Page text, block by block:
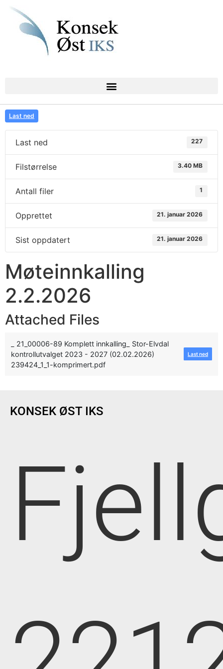
Last ned
Last ned 227
Filstørrelse 3.40 MB
Antall filer 1
Opprettet 21. januar 2026
Sist oppdatert 21. januar 2026
Møteinnkalling
2.2.2026
Attached Files
_ 21_00006-89 Komplett innkalling_ Stor-Elvdal
kontrollutvalget 2023 - 2027 (02.02.2026)
239424_1_1-komprimert.pdf
Last ned
KONSEK ØST IKS